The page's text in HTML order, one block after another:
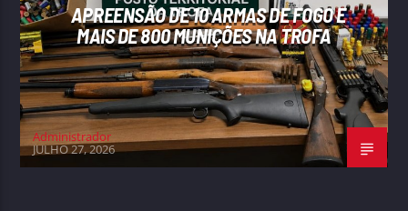
APREENSÃO DE 10 ARMAS DE FOGO E
MAIS DE 800 MUNIÇÕES NA TROFA
Administrador
JULHO 27, 2026